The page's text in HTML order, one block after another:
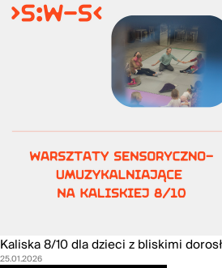
Kaliska 8/10 dla dzieci z bliskimi
25.01.2026